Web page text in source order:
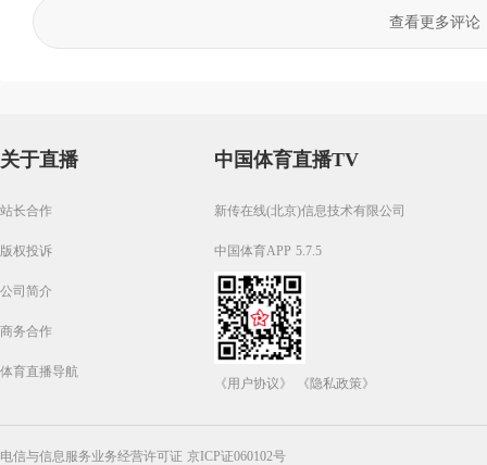
查看更多评论
关于直播
站长合作
版权投诉
公司简介
商务合作
体育直播导航
中国体育直播TV
新传在线(北京)信息技术有限公司
中国体育APP 5.7.5
《用户协议》 《隐私政策》
电信与信息服务业务经营许可证 京ICP证060102号